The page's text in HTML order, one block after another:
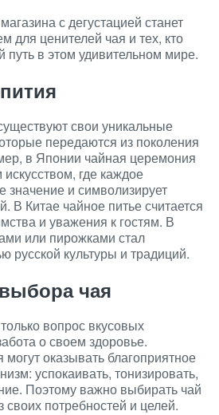
с дегустацией станет
для ценителей чая и тех, кто
путь в этом удивительном мире.
свои уникальные
передаются из поколения
в Японии чайная церемония
где каждое
значение и символизирует
В Китае чайное питье считается
и уважения к гостям. В
или пирожками стал
русской культуры и традиций.
чая
вопрос вкусовых
о своем здоровье.
оказывать благоприятное
успокаивать, тонизировать,
Поэтому важно выбирать чай
своих потребностей и целей.